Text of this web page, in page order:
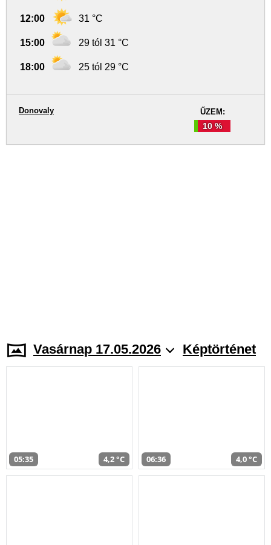
12:00 31 °C
15:00 29 tól 31 °C
18:00 25 tól 29 °C
ŰZEM:
10 %
Donovaly
Vasárnap 17.05.2026 Képtörténet
05:35 4,2 °C 06:36 4,0 °C